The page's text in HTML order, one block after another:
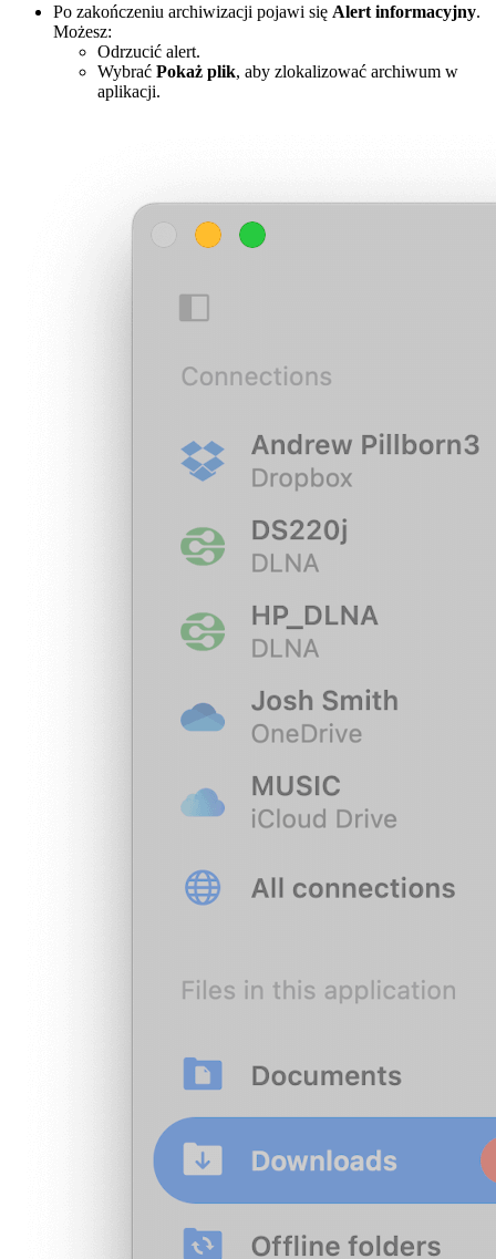
Po zakończeniu archiwizacji pojawi się Alert informacyjny.
Możesz:
Odrzucić alert.
Wybrać Pokaż plik, aby zlokalizować archiwum w
aplikacji.